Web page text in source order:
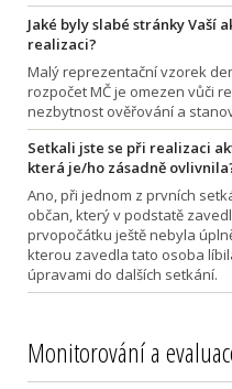
Jaké byly slabé stránky
realizaci?
Malý reprezentační vzorek
rozpočet MČ je omezen vůči
nezbytnost ověřování a
Setkali jste se při realizaci
která je/ho zásadně
Ano, při jednom z prvních
občan, který v podstatě
prvopočátku ještě nebyla
kterou zavedla tato osoba
úpravami do dalších setkání.
Monitorování a